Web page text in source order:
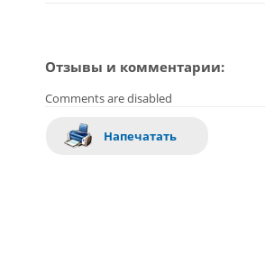
Отзывы и комментарии:
Comments are disabled
Напечатать